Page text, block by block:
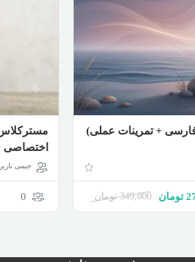
+ تمرینات عملی)
349,000 تومان تومان
مسترکلاس
اختصاصی
جیمی
0